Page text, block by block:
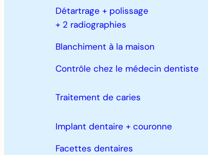
Détartrage + polissage
+ 2 radiographies
Blanchiment à la maison
Contrôle chez le médecin dentiste
Traitement de caries
Implant dentaire + couronne
Facettes dentaires